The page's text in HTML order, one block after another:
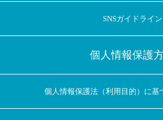
SNSガイドライン
個人情報保護
個人情報保護法（利用目的）に基